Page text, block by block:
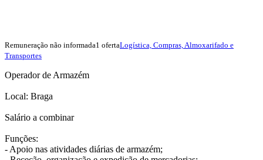
Remuneração não informada1 ofertaLogística, Compras, Almoxarifado e
Transportes
Operador de Armazém
Local: Braga
Salário a combinar
Funções:
- Apoio nas atividades diárias de armazém;